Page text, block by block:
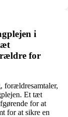
i
for
forældresamtaler,
Et tæt
for at
for at sikre en